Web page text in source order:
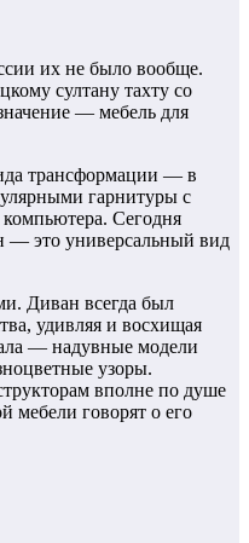
их не было вообще.
султану тахту со
— мебель для
трансформации — в
гарнитуры с
Сегодня
— это универсальный вид
Диван всегда был
удивляя и восхищая
— надувные модели
узоры.
вполне по душе
мебели говорят о его